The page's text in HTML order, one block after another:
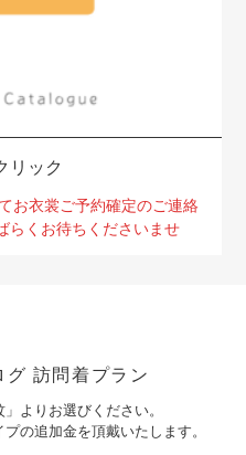
リック
お衣裳ご予約確定のご連絡
らくお待ちくださいませ
訪問着プラン
よりお選びください。
の追加金を頂戴いたします。